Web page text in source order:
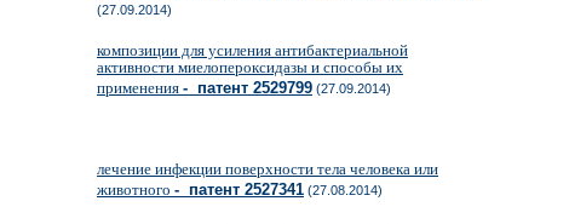
(27.09.2014)
композиции для усиления антибактериальной
активности миелопероксидазы и способы их
применения - патент 2529799 (27.09.2014)
лечение инфекции поверхности тела человека или
животного - патент 2527341 (27.08.2014)